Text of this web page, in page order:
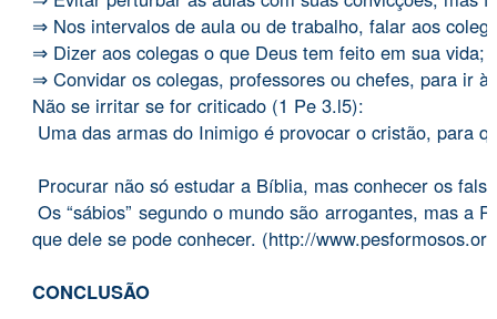
⇒ Nos intervalos de aula ou de trabalho, falar aos
⇒ Dizer aos colegas o que Deus tem feito em sua vida;
⇒ Convidar os colegas, professores ou chefes, para ir
Não se irritar se for criticado (1 Pe 3.l5):
Uma das armas do Inimigo é provocar o cristão, para
Procurar não só estudar a Bíblia, mas conhecer os
Os “sábios” segundo o mundo são arrogantes, mas a
que dele se pode conhecer. (http://
CONCLUSÃO